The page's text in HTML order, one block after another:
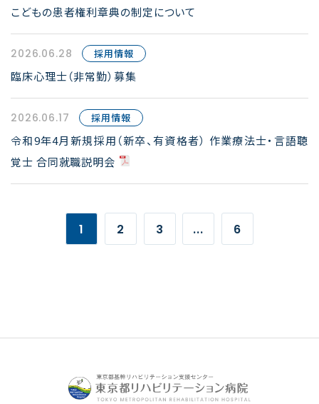
こどもの患者権利章典の制定について
2026.06.28 採用情報
臨床心理士（非常勤）募集
2026.06.17 採用情報
令和9年4月新規採用（新卒、有資格者） 作業療法士・言語聴
覚士 合同就職説明会
1 2 3 ... 6